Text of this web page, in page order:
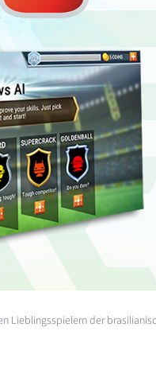
Lieblingsspielern der